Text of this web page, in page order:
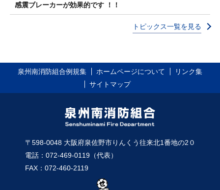
感震ブレーカーが効果的です ！！
トピックス一覧を見る
泉州南消防組合例規集 ホームページについて
リンク集
サイトマップ
〒598-0048 大阪府泉佐野市りんくう往来北1番地の2０
電話：072-469-0119（代表）
FAX：072-460-2119